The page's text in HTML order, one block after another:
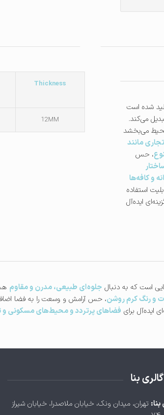
شده است
می‌کند.
می‌بخشد
مانند
، حس
و کافه‌ها
استفاده
ایده‌آل
Thickness
12MM
است که به دنبال جلوه‌ای طبیعی، مدرن و مقاوم
و رنگ کرم روشن، حس آرامش و وسعت را به فضا
ایده‌آل برای فضاهای پرتردد و محیط‌های مسکونی و
بنا
تهران، ميدان ونک، خيابان ملاصدرا، خيابان شيراز